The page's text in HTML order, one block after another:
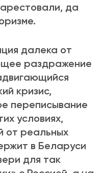
да
далека от
раздражение
кризис,
переписывание
условиях,
от реальных
в Беларуси
для так